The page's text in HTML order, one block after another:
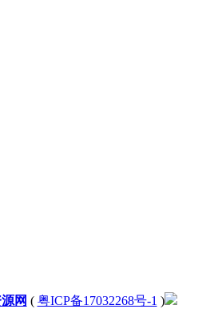
网 ( 粤ICP备17032268号-1 )